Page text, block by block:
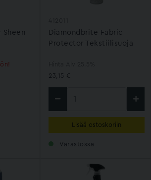
Sheen
Diamondbrite Fabric
Protector Tekstiilisuoja
Varastossa
23,15 €
Lisää ostoskoriin